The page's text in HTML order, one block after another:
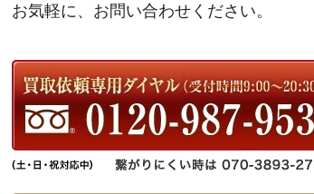
お気軽に、お問い合わせください。